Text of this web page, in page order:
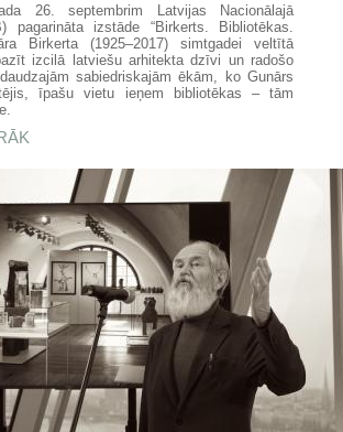
26. septembrim Latvijas Nacionālajā
pagarināta izstāde “Birkerts. Bibliotēkas.
Birkerta (1925–2017) simtgadei veltītā
izcilā latviešu arhitekta dzīvi un radošo
sabiedriskajām ēkām, ko Gunārs
īpašu vietu ieņem bibliotēkas – tām
GAISMA.